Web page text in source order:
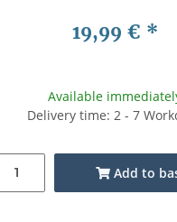
19,99 € *
Available
Delivery time: 2 - 7
Add to